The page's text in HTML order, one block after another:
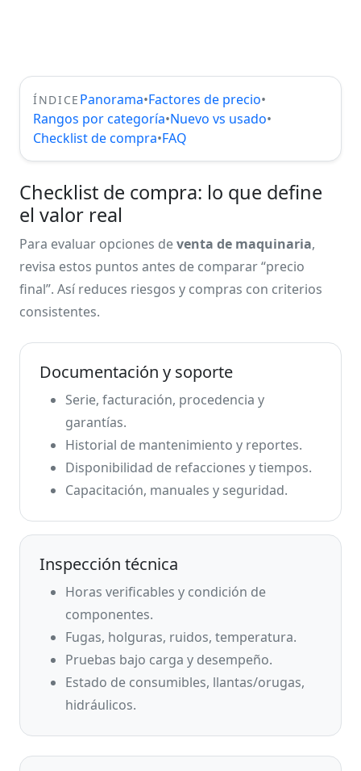
ÍNDICE Panorama•Factores de precio•
Rangos por categoría•Nuevo vs usado•
Checklist de compra•FAQ
Checklist de compra: lo que define
el valor real
Para evaluar opciones deventa de maquinaria,
revisa estos puntos antes de comparar “precio
final”. Así reduces riesgos y compras con criterios
consistentes.
Documentación y soporte
Serie, facturación, procedencia y
garantías.
Historial de mantenimiento y reportes.
Disponibilidad de refacciones y tiempos.
Capacitación, manuales y seguridad.
Inspección técnica
Horas verificables y condición de
componentes.
Fugas, holguras, ruidos, temperatura.
Pruebas bajo carga y desempeño.
Estado de consumibles, llantas/orugas,
hidráulicos.